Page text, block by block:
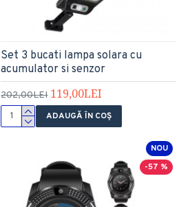
Set 3 bucati lampa solara cu
acumulator si senzor
202,00LEI 119,00LEI
ADAUGĂ ÎN COŞ
NOU
-57 %